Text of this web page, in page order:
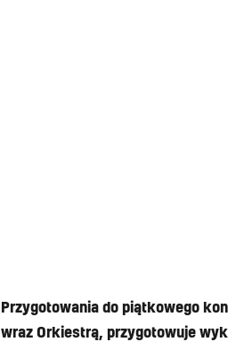
Przygotowania do piątkowego
wraz Orkiestrą, przygotowuje